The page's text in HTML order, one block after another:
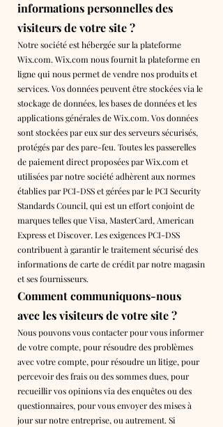
informations personnelles des
visiteurs de votre site ?
Notre société est hébergée sur la plateforme
Wix.com. Wix.com nous fournit la plateforme en
ligne qui nous permet de vendre nos produits et
services. Vos données peuvent être stockées via le
stockage de données, les bases de données et les
applications générales de Wix.com. Vos données
sont stockées par eux sur des serveurs sécurisés,
protégés par des pare-feu. Toutes les passerelles
de paiement direct proposées par Wix.com et
utilisées par notre société adhèrent aux normes
établies par PCI-DSS et gérées par le PCI Security
Standards Council, qui est un effort conjoint de
marques telles que Visa, MasterCard, American
Express et Discover. Les exigences PCI-DSS
contribuent à garantir le traitement sécurisé des
informations de carte de crédit par notre magasin
et ses fournisseurs.
Comment communiquons-nous
avec les visiteurs de votre site ?
Nous pouvons vous contacter pour vous informer
de votre compte, pour résoudre des problèmes
avec votre compte, pour résoudre un litige, pour
percevoir des frais ou des sommes dues, pour
recueillir vos opinions via des enquêtes ou des
questionnaires, pour vous envoyer des mises à
jour sur notre entreprise, ou autrement. Si